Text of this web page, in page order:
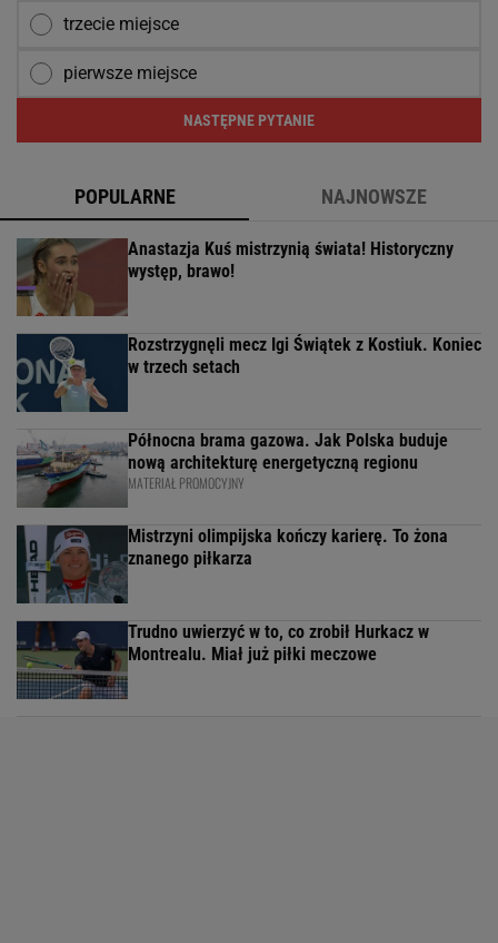
trzecie miejsce
pierwsze miejsce
NASTĘPNE PYTANIE
POPULARNE NAJNOWSZE
Anastazja Kuś mistrzynią świata! Historyczny
występ, brawo!
Rozstrzygnęli mecz Igi Świątek z Kostiuk. Koniec
w trzech setach
Północna brama gazowa. Jak Polska buduje
nową architekturę energetyczną regionu
MATERIAŁ PROMOCYJNY
Mistrzyni olimpijska kończy karierę. To żona
znanego piłkarza
Trudno uwierzyć w to, co zrobił Hurkacz w
Montrealu. Miał już piłki meczowe